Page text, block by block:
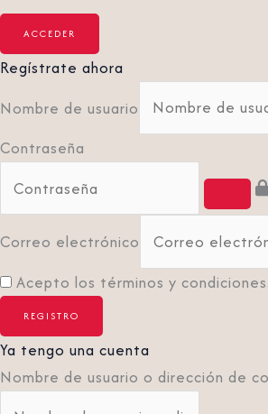
Regístrate ahora
Nombre de usuario
Contraseña
Correo electrónico
Acepto los términos y condiciones.
Ya tengo una cuenta
Nombre de usuario o dirección de